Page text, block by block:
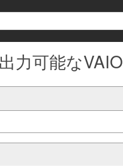
力可能なVAIO